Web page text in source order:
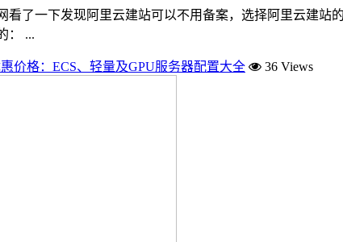
看了一下发现阿里云建站可以不用备案，选择阿里云建
： ...
价格：ECS、轻量及GPU服务器配置大全 36 Views